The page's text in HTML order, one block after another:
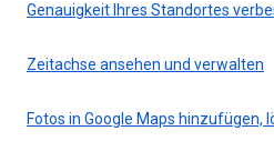
Genauigkeit Ihres Standortes
Zeitachse ansehen und verwalten
Fotos in Google Maps hinzufügen,